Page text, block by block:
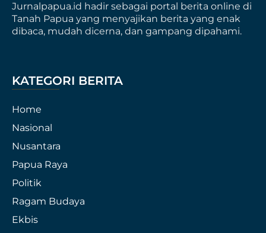
Jurnalpapua.id hadir sebagai portal berita online di
Tanah Papua yang menyajikan berita yang enak
dibaca, mudah dicerna, dan gampang dipahami.
KATEGORI BERITA
Home
Nasional
Nusantara
Papua Raya
Politik
Ragam Budaya
Ekbis